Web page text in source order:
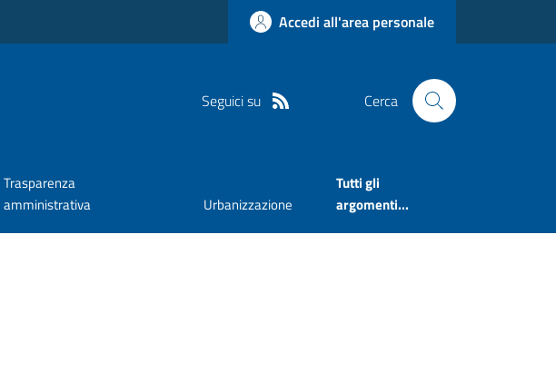
Accedi all'area personale
Seguici su Cerca
Trasparenza
amministrativa
Urbanizzazione
Tutti gli
argomenti...